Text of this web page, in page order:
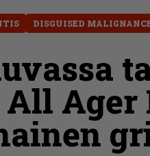
DISGUISED
Ager